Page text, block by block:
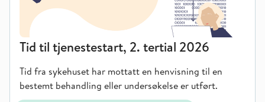
Tid til tjenestestart, 2. tertial 2026
Tid fra sykehuset har mottatt en henvisning til en
bestemt behandling eller undersøkelse er utført.